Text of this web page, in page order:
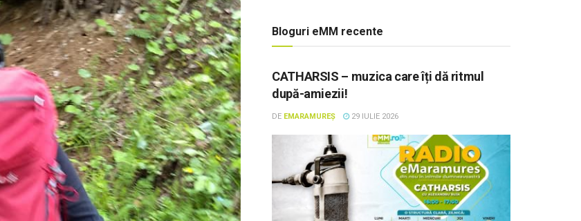
Bloguri eMM recente
CATHARSIS – muzica care îți dă ritmul
după-amiezii!
DE EMARAMUREȘ 29 IULIE 2026